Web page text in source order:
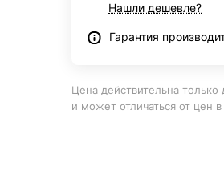
Нашли дешевле?
Гарантия
Цена действительна только
и может отличаться от цен